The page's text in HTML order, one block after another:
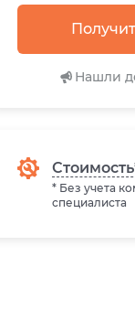
Нашли
* Без учета
специалиста